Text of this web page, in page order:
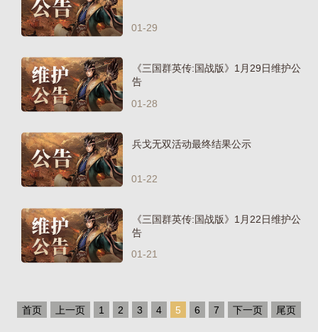
01-29
《三国群英传:国战版》1月29日维护公
告
01-28
兵戈无双活动最终结果公示
01-22
《三国群英传:国战版》1月22日维护公
告
01-21
首页 上一页 1 2 3 4 5 6 7 下一页 尾页